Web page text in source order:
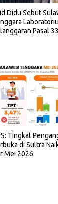
Didu Sebut
Pasal
Tingkat
di Sultra
Mei 2026